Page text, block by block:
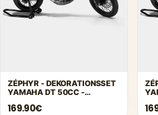
ZÉPHYR - DEKORATIONSSET
YAMAHA DT 50CC -
169.90€